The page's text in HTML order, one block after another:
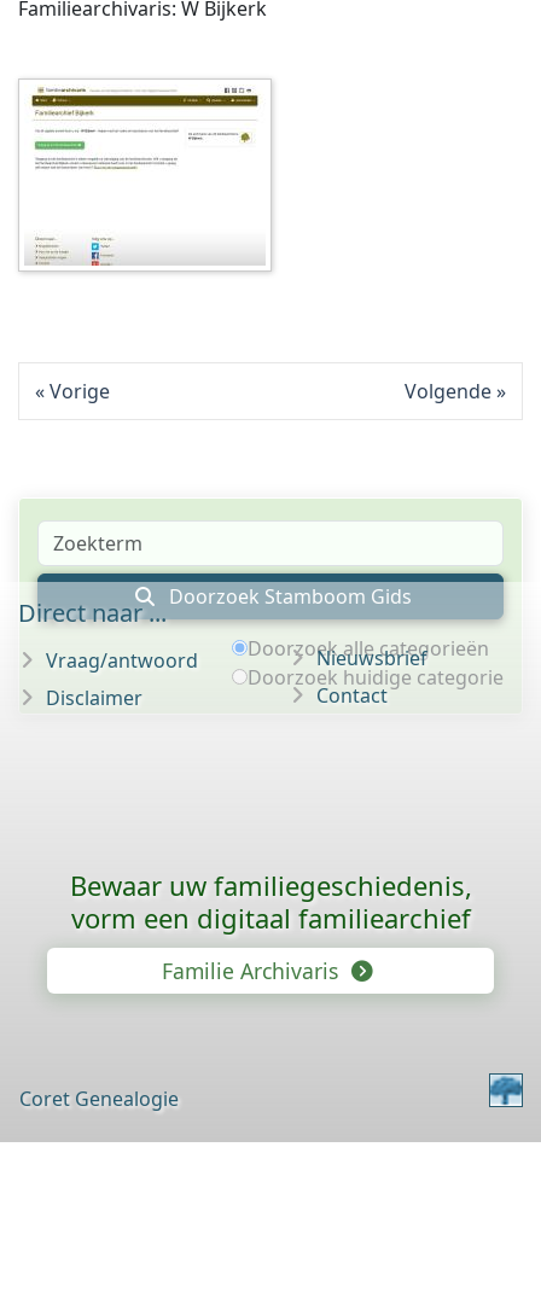
Familiearchivaris: W Bijkerk
Vorige Volgende
Doorzoek Stamboom Gids
Doorzoek alle categorieën
Doorzoek huidige categorie
Direct naar ...
Vraag/antwoord
Disclaimer
Nieuwsbrief
Contact
Bewaar uw familie­geschiedenis,
vorm een digitaal familiearchief
Familie Archivaris
Coret Genealogie